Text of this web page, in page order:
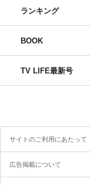
ランキング
BOOK
TV LIFE最新号
サイトのご利用にあたって
広告掲載について